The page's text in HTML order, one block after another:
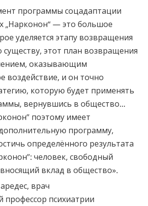
Русский
Шведский
Китайский
Арабский
Непальский
Украинский
Хорватский
Турецкий
Все регионы/языки
программы соцадаптации
„Нарконон“ — это большое
уделяется этапу возвращения
этот план возвращения
оказывающим
воздействие, и он точно
которую будет применять
вернувшись в общество...
поэтому имеет
программу,
определённого результата
человек, свободный
вклад в общество».
врач
профессор психиатрии